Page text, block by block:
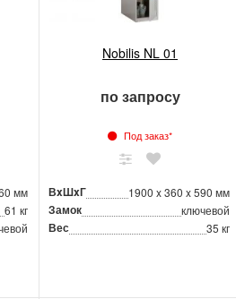
мм
61 кг
Nobilis NL 01
по запросу
Под заказ*
ВxШxГ 1900 x 360 x 590 мм
Замок ключевой
Вес 35 кг